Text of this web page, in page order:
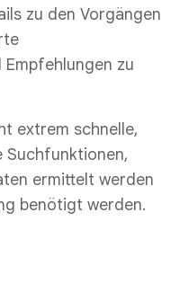
zu den Vorgängen
zu
extrem schnelle,
ermittelt werden
benötigt werden.